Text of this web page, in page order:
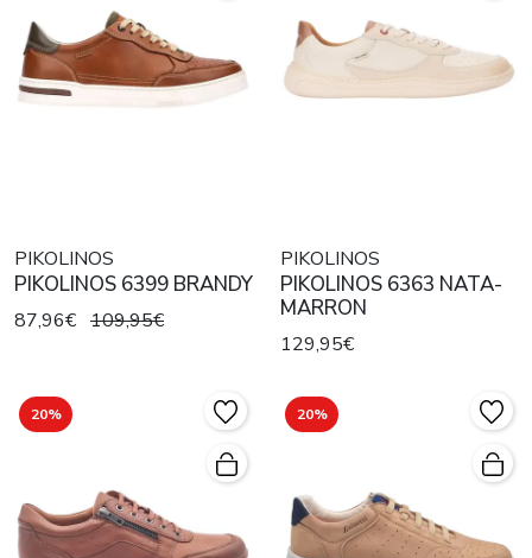
PIKOLINOS
PIKOLINOS 6399 BRANDY
87,96€ 109,95€
PIKOLINOS
PIKOLINOS 6363 NATA-
MARRON
129,95€
20% 20%